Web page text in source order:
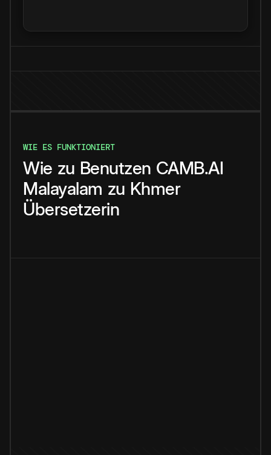
WIE ES FUNKTIONIERT
Wie zu Benutzen CAMB.AI
Malayalam zu Khmer
Übersetzerin